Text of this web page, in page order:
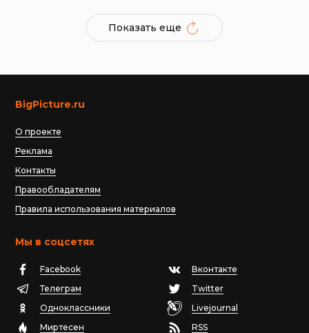
Показать еще
BigPicture.ru
О проекте
Реклама
Контакты
Правообладателям
Правила использования материалов
Мы в соцсетях
Facebook
Вконтакте
Телеграм
Twitter
Одноклассники
Livejournal
Миртесен
RSS